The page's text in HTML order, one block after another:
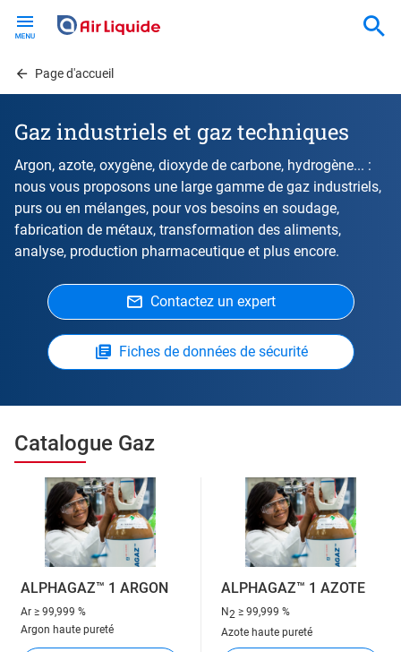
contentPage d'accueil
Gaz industriels et gaz techniques
Argon, azote, oxygène, dioxyde de carbone, hydrogène... :
nous vous proposons une large gamme de gaz industriels,
purs ou en mélanges, pour vos besoins en soudage,
fabrication de métaux, transformation des aliments,
analyse, production pharmaceutique et plus encore.
Contactez un expert
Fiches de données de sécurité
Catalogue Gaz
ALPHAGAZ™ 1 ARGON
Ar ≥ 99,999 %
Argon haute pureté
ALPHAGAZ™ 1 AZOTE
N2 ≥ 99,999 %
Azote haute pureté